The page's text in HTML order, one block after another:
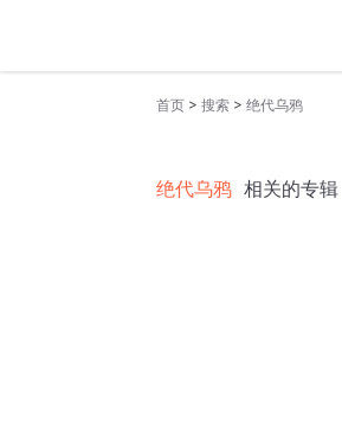
首页 > 搜索 > 绝代乌鸦
绝代乌鸦 相关的专辑